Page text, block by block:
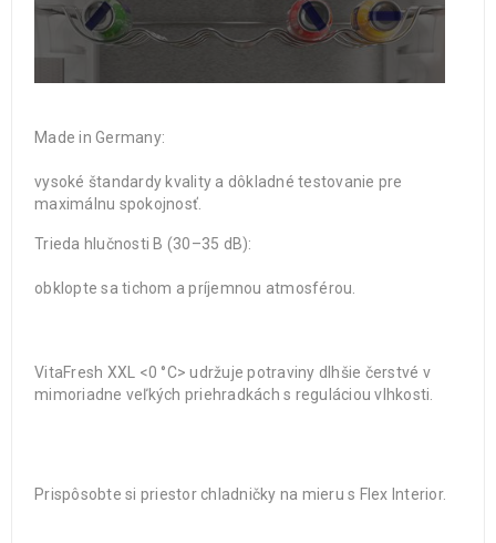
Made in Germany:
vysoké štandardy kvality a dôkladné testovanie pre
maximálnu spokojnosť.
Trieda hlučnosti B (30–35 dB):
obklopte sa tichom a príjemnou atmosférou.
VitaFresh XXL <0 °C> udržuje potraviny dlhšie čerstvé v
mimoriadne veľkých priehradkách s reguláciou vlhkosti.
Prispôsobte si priestor chladničky na mieru s Flex Interior.